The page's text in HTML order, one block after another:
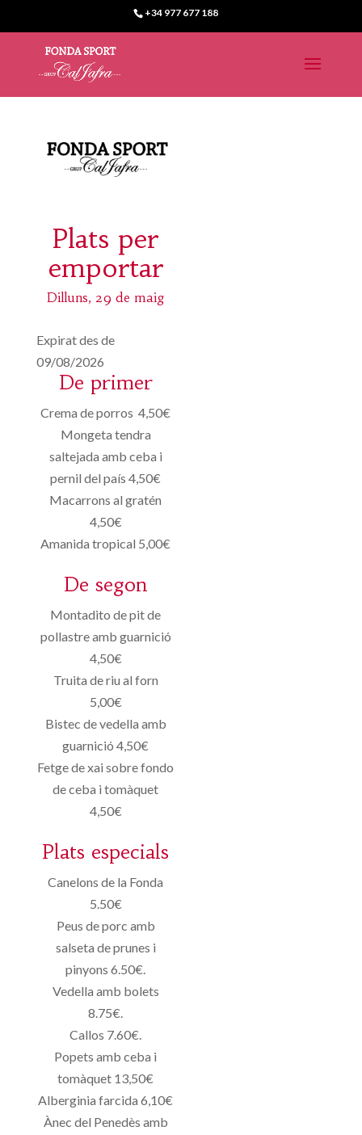
+34 977 677 188
Plats per
emportar
Dilluns, 29 de maig
Expirat des de
09/08/2026
De primer
Crema de porros 4,50€
Mongeta tendra
saltejada amb ceba i
pernil del país 4,50€
Macarrons al gratén
4,50€
Amanida tropical 5,00€
De segon
Montadito de pit de
pollastre amb guarnició
4,50€
Truita de riu al forn
5,00€
Bistec de vedella amb
guarnició 4,50€
Fetge de xai sobre fondo
de ceba i tomàquet
4,50€
Plats especials
Canelons de la Fonda
5.50€
Peus de porc amb
salseta de prunes i
pinyons 6.50€.
Vedella amb bolets
8.75€.
Callos 7.60€.
Popets amb ceba i
tomàquet 13,50€
Alberginia farcida 6,10€
Ànec del Penedès amb